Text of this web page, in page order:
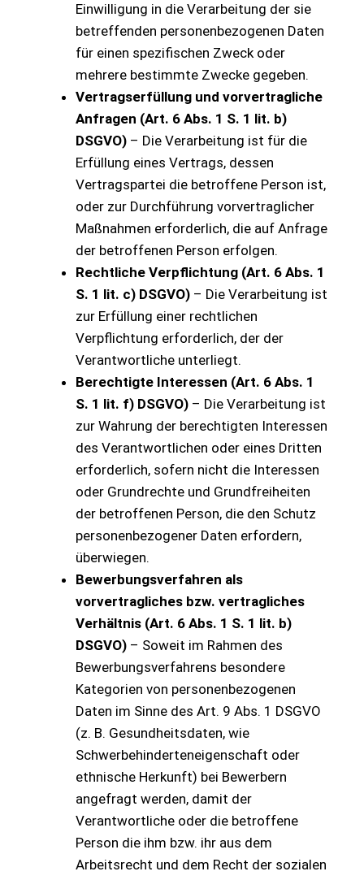
Einwilligung in die Verarbeitung der sie
betreffenden personenbezogenen Daten
für einen spezifischen Zweck oder
mehrere bestimmte Zwecke gegeben.
Vertragserfüllung und vorvertragliche
Anfragen (Art. 6 Abs. 1 S. 1 lit. b)
DSGVO) – Die Verarbeitung ist für die
Erfüllung eines Vertrags, dessen
Vertragspartei die betroffene Person ist,
oder zur Durchführung vorvertraglicher
Maßnahmen erforderlich, die auf Anfrage
der betroffenen Person erfolgen.
Rechtliche Verpflichtung (Art. 6 Abs. 1
S. 1 lit. c) DSGVO) – Die Verarbeitung ist
zur Erfüllung einer rechtlichen
Verpflichtung erforderlich, der der
Verantwortliche unterliegt.
Berechtigte Interessen (Art. 6 Abs. 1
S. 1 lit. f) DSGVO) – Die Verarbeitung ist
zur Wahrung der berechtigten Interessen
des Verantwortlichen oder eines Dritten
erforderlich, sofern nicht die Interessen
oder Grundrechte und Grundfreiheiten
der betroffenen Person, die den Schutz
personenbezogener Daten erfordern,
überwiegen.
Bewerbungsverfahren als
vorvertragliches bzw. vertragliches
Verhältnis (Art. 6 Abs. 1 S. 1 lit. b)
DSGVO) – Soweit im Rahmen des
Bewerbungsverfahrens besondere
Kategorien von personenbezogenen
Daten im Sinne des Art. 9 Abs. 1 DSGVO
(z. B. Gesundheitsdaten, wie
Schwerbehinderteneigenschaft oder
ethnische Herkunft) bei Bewerbern
angefragt werden, damit der
Verantwortliche oder die betroffene
Person die ihm bzw. ihr aus dem
Arbeitsrecht und dem Recht der sozialen